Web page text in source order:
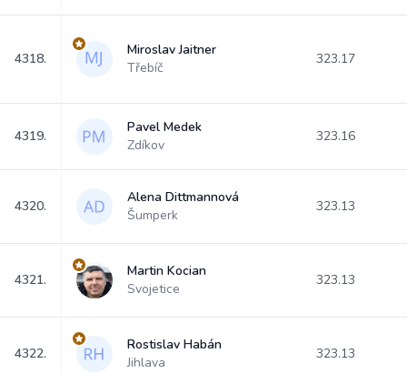
4318.
Miroslav Jaitner
Třebíč
323.17
4319.
Pavel Medek
Zdíkov
323.16
4320.
Alena Dittmannová
Šumperk
323.13
4321.
Martin Kocian
Svojetice
323.13
4322.
Rostislav Habán
Jihlava
323.13